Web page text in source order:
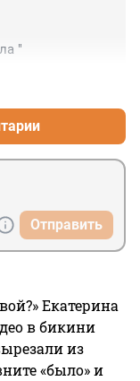
"
Отправить
Екатерина
в бикини
из
«было» и